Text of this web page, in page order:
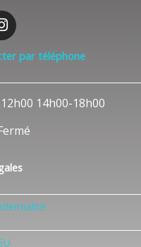
I
n
s
t
r
m
par téléphone
14h00-18h00